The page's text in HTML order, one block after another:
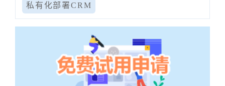
私有化部署CRM